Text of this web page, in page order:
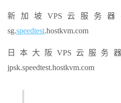
新加坡VPS云服务器
sg.speedtest.hostkvm.com
日本大阪VPS云服务
jpsk.speedtest.hostkvm.com